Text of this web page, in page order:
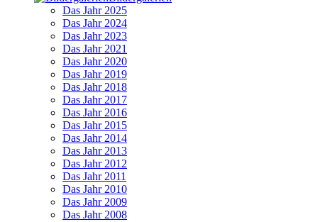
Das Jahr 2025
Das Jahr 2024
Das Jahr 2023
Das Jahr 2021
Das Jahr 2020
Das Jahr 2019
Das Jahr 2018
Das Jahr 2017
Das Jahr 2016
Das Jahr 2015
Das Jahr 2014
Das Jahr 2013
Das Jahr 2012
Das Jahr 2011
Das Jahr 2010
Das Jahr 2009
Das Jahr 2008